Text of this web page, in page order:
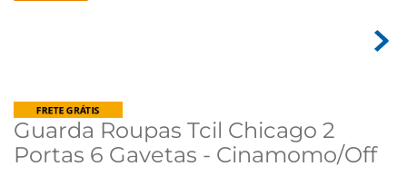
Guarda Roupas Tcil Chicago 2
Portas 6 Gavetas - Cinamomo/Off